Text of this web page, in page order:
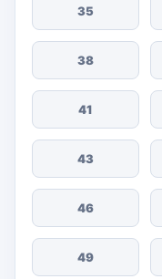
35
38
41
43
46
49